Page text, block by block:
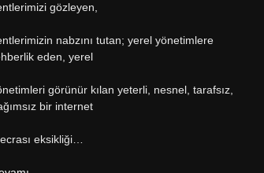
gözleyen,
nabzını tutan; yerel yönetimlere
eden, yerel
görünür kılan yeterli, nesnel, tarafsız,
bir internet
eksikliği…